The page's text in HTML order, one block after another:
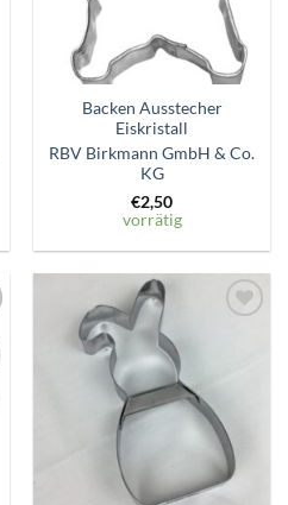
Backen Ausstecher
Eiskristall
RBV Birkmann GmbH & Co.
KG
€2,50
vorrätig
Wunschzettel
hinzufügen